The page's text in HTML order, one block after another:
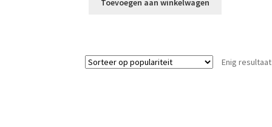
Toevoegen aan winkelwagen
Enig resultaat